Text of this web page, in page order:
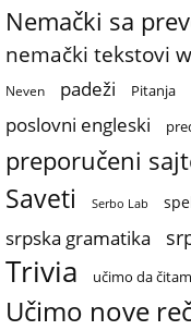
Nemački sa
nemački tekstovi
Neven padeži Pitanja
poslovni engleski
preporučeni
Saveti Serbo Lab
srpska gramatika
Trivia učimo da
Učimo nove